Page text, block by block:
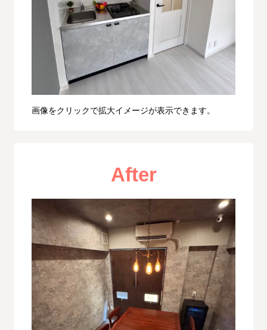
画像をクリックで拡大イメージが表示できます。
After